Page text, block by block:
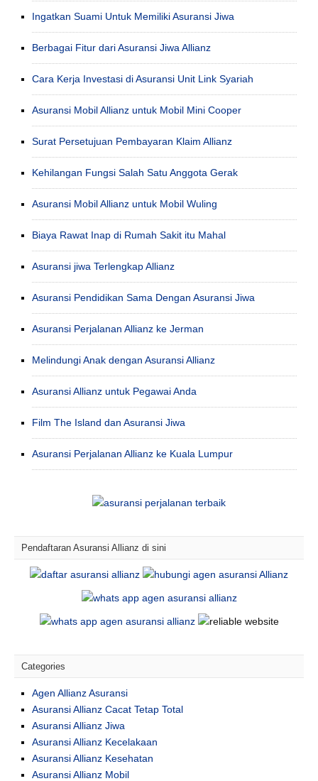
Ingatkan Suami Untuk Memiliki Asuransi Jiwa
Berbagai Fitur dari Asuransi Jiwa Allianz
Cara Kerja Investasi di Asuransi Unit Link Syariah
Asuransi Mobil Allianz untuk Mobil Mini Cooper
Surat Persetujuan Pembayaran Klaim Allianz
Kehilangan Fungsi Salah Satu Anggota Gerak
Asuransi Mobil Allianz untuk Mobil Wuling
Biaya Rawat Inap di Rumah Sakit itu Mahal
Asuransi jiwa Terlengkap Allianz
Asuransi Pendidikan Sama Dengan Asuransi Jiwa
Asuransi Perjalanan Allianz ke Jerman
Melindungi Anak dengan Asuransi Allianz
Asuransi Allianz untuk Pegawai Anda
Film The Island dan Asuransi Jiwa
Asuransi Perjalanan Allianz ke Kuala Lumpur
Pendaftaran Asuransi Allianz di sini
Categories
Agen Allianz Asuransi
Asuransi Allianz Cacat Tetap Total
Asuransi Allianz Jiwa
Asuransi Allianz Kecelakaan
Asuransi Allianz Kesehatan
Asuransi Allianz Mobil